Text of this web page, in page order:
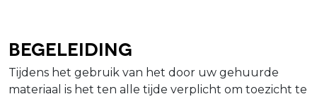
Begeleiding
Tijdens het gebruik van het door uw gehuurde
materiaal is het ten alle tijde verplicht om toezicht te